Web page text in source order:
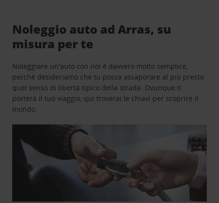
Noleggio auto ad Arras, su
misura per te
Noleggiare un'auto con noi è davvero molto semplice,
perché desideriamo che tu possa assaporare al più presto
quel senso di libertà tipico della strada. Ovunque ti
porterà il tuo viaggio, qui troverai le chiavi per scoprire il
mondo.